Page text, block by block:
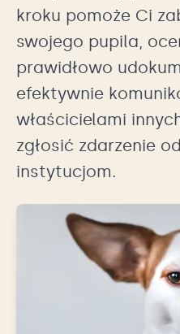
kroku pomoże Ci
swojego pupila,
prawidłowo
efektywnie
właścicielami
zgłosić zdarzenie
instytucjom.